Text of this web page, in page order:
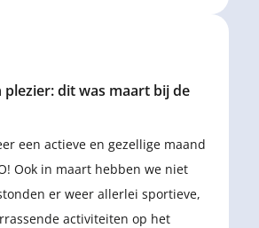
plezier: dit was maart bij de
een actieve en gezellige maand
Ook in maart hebben we niet
er weer allerlei sportieve,
activiteiten op het